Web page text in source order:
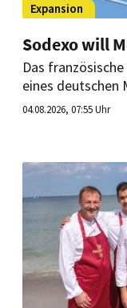
Expansion
Sodexo will
Das
eines deutschen
04.08.2026, 07:55 Uhr